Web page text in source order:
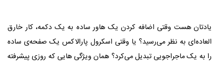
یادتان هست وقتی اضافه کردن یک هاور ساده به یک دکمه، کار خارق‌
العاده‌ای به نظر می‌رسید؟ یا وقتی اسکرول پارالاکس یک صفحه‌ی ساده
را به یک ماجراجویی تبدیل می‌کرد؟ همان ویژگی‌ هایی که روزی پیشرفته